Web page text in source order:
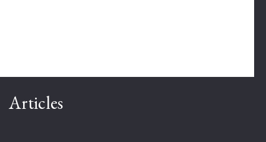
Articles